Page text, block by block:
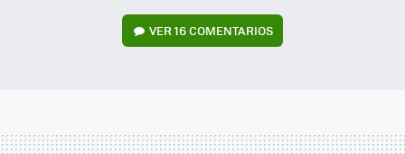
VER16 COMENTARIOS